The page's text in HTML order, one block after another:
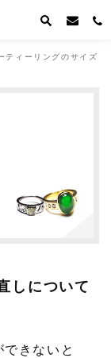
ティーリングのサイズ
しについて
きないと